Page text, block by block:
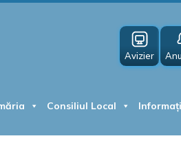
Avizier
Consiliul Local